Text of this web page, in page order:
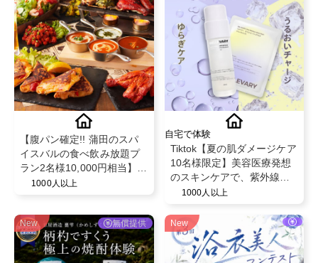
【腹パン確定!! 蒲田のスパ
イスバルの食べ飲み放題プ
ラン2名様10,000円相当】チ
ーズやスパイスを駆使した
1000人以上
自宅で体験
Tiktok【夏の肌ダメージケア
10名様限定】美容医療発想
のスキンケアで、紫外線や
乾燥でゆらぎやすい肌を整
ット
1000人以上
New 無償提供 New